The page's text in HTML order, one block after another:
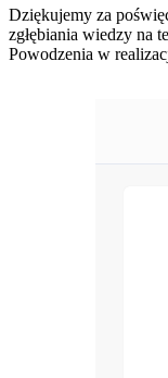
Dziękujemy za
zgłębiania wiedzy‌ na
Powodzenia w